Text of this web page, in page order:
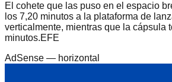
El cohete que las puso en el espacio
los 7,20 minutos a la plataforma de
verticalmente, mientras que la cápsula
minutos.EFE
AdSense — horizontal